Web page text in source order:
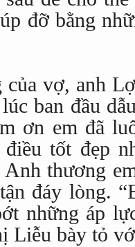
đỡ bằng
của vợ, anh
ban đầu
ơn em đã
tốt đẹp
thương
đáy lòng.
những áp
Liễu bày tỏ